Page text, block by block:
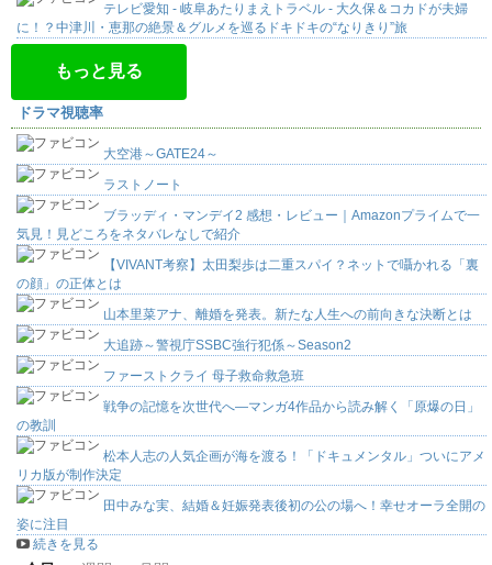
テレビ愛知 - 岐阜あたりまえトラベル - 大久保＆コカドが夫婦
に！？中津川・恵那の絶景＆グルメを巡るドキドキの“なりきり”旅
もっと見る
ドラマ視聴率
大空港～GATE24～
ラストノート
ブラッディ・マンデイ2 感想・レビュー｜Amazonプライムで一
気見！見どころをネタバレなしで紹介
【VIVANT考察】太田梨歩は二重スパイ？ネットで囁かれる「裏
の顔」の正体とは
山本里菜アナ、離婚を発表。新たな人生への前向きな決断とは
大追跡～警視庁SSBC強行犯係～Season2
ファーストクライ 母子救命救急班
戦争の記憶を次世代へ―マンガ4作品から読み解く「原爆の日」
の教訓
松本人志の人気企画が海を渡る！「ドキュメンタル」ついにアメ
リカ版が制作決定
田中みな実、結婚＆妊娠発表後初の公の場へ！幸せオーラ全開の
姿に注目
続きを見る